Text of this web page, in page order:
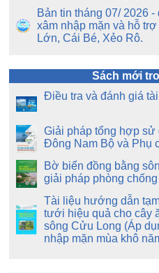
Bản tin tháng 07/ 2026
xâm nhập mặn và hỗ
Lớn, Cái Bé, Xẻo Rô.
Sách mới
Điều tra và đánh giá
Giải pháp tổng hợp
Đông Nam Bộ và Phụ
Bờ biển đồng bằng
giải pháp phòng chống
Tài liệu hướng dẫn
tưới hiệu quả cho cây
sông Cửu Long (Áp
nhập mặn mùa khô